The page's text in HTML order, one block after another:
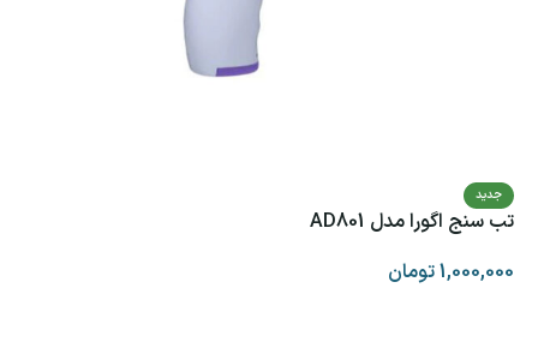
جدید
تب سنج اگورا مدل AD801
1,000,000تومان